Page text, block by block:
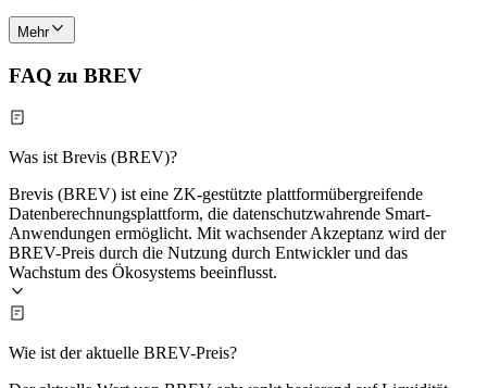
Mehr
FAQ zu BREV
Was ist Brevis (BREV)?
Brevis (BREV) ist eine ZK-gestützte plattformübergreifende
Datenberechnungsplattform, die datenschutzwahrende Smart-
Anwendungen ermöglicht. Mit wachsender Akzeptanz wird der
BREV-Preis durch die Nutzung durch Entwickler und das
Wachstum des Ökosystems beeinflusst.
Wie ist der aktuelle BREV-Preis?